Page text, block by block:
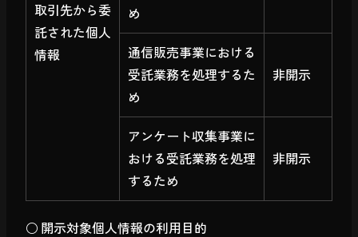
取引先から委
託された個人
情報
め
通信販売事業における
受託業務を処理するた
め
非開示
アンケート収集事業に
おける受託業務を処理
するため
非開示
○ 開示対象個人情報の利用目的